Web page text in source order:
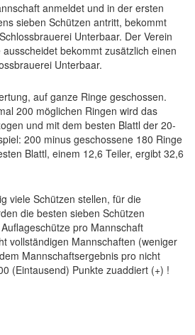
anmeldet und in der ersten
sieben Schützen antritt, bekommt
Unterbaar. Der Verein
bekommt zusätzlich einen
Unterbaar.
auf ganze Ringe geschossen.
200 möglichen Ringen wird das
und mit dem besten Blattl der 20-
200 minus geschossene 180 Ringe
Blattl, einem 12,6 Teiler, ergibt 32,6
viele Schützen stellen, für die
die besten sieben Schützen
pro Mannschaft
vollständigen Mannschaften (weniger
Mannschaftsergebnis pro nicht
(Eintausend) Punkte zuaddiert (+) !